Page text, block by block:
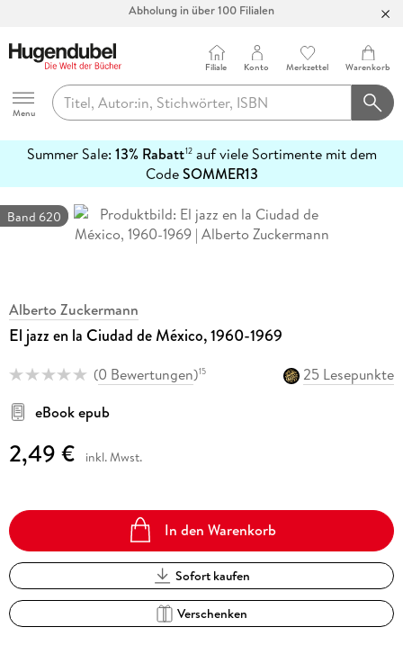
100 Tage Rückgaberecht***
Hugendubel
Menu
Filiale Konto Merkzettel Warenkorb
Summer Sale: 13% Rabatt12auf viele Sortimente mit dem
CodeSOMMER13
erfahren
Band 620
Alberto Zuckermann
El jazz en la Ciudad de México, 1960-1969
(0 Bewertungen)15
25 Lesepunkte
eBook epub
2,49 € inkl. Mwst.
In den Warenkorb
Sofort kaufen
Verschenken